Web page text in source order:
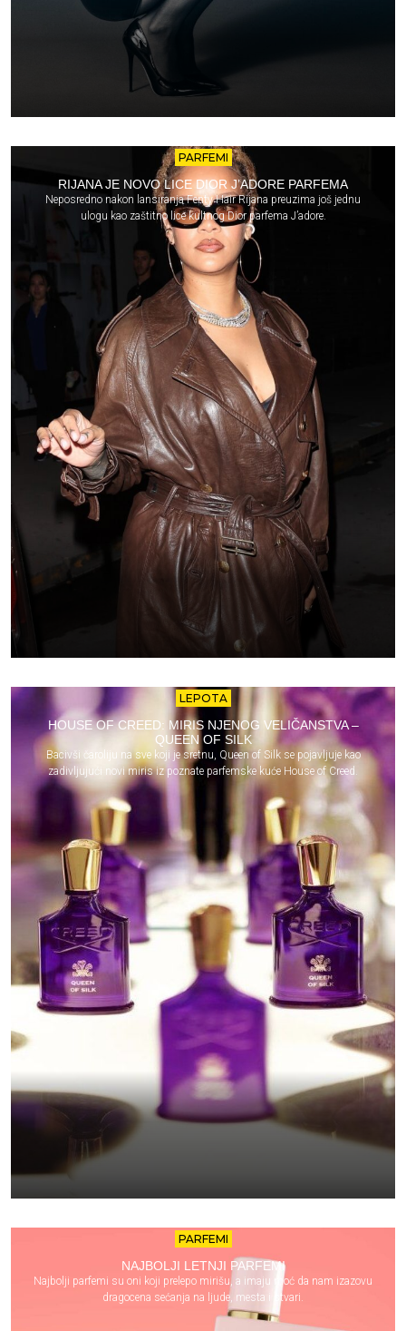
PARFEMI
RIJANA JE NOVO LICE DIOR J’ADORE PARFEMA
Neposredno nakon lansiranja Fenty Hair Rijana preuzima još jednu
ulogu kao zaštitno lice kultnog Dior parfema J’adore.
LEPOTA
HOUSE OF CREED: MIRIS NJENOG VELIČANSTVA –
QUEEN OF SILK
Bacivši čaroliju na sve koji je sretnu, Queen of Silk se pojavljuje kao
zadivljujući novi miris iz poznate parfemske kuće House of Creed.
PARFEMI
NAJBOLJI LETNJI PARFEMI
Najbolji parfemi su oni koji prelepo mirišu, a imaju moć da nam izazovu
dragocena sećanja na ljude, mesta i stvari.